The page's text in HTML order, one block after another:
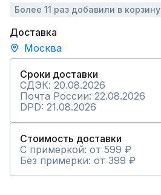
Более 11 раз добавили в корзину
Доставка
Москва
Сроки доставки
СДЭК: 20.08.2026
Почта России: 22.08.2026
DPD: 21.08.2026
Стоимость доставки
С примеркой: от 599 ₽
Без примерки: от 399 ₽